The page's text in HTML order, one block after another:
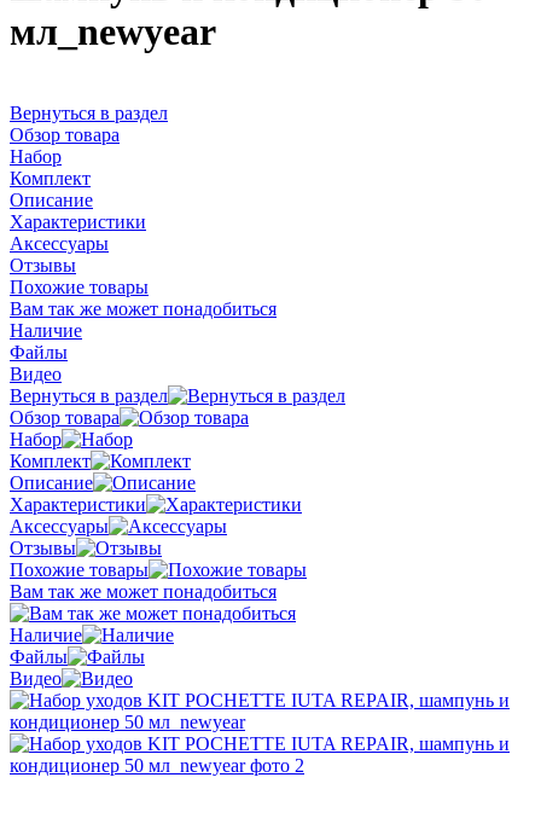
мл_newyear
Вернуться в раздел
Обзор товара
Набор
Комплект
Описание
Характеристики
Аксессуары
Отзывы
Похожие товары
Вам так же может понадобиться
Наличие
Файлы
Видео
Вернуться в раздел
Обзор товара
Набор
Комплект
Описание
Характеристики
Аксессуары
Отзывы
Похожие товары
Вам так же может понадобиться
Наличие
Файлы
Видео